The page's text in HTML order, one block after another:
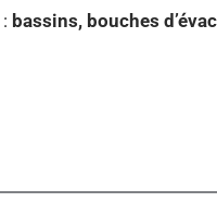
bassins, bouches